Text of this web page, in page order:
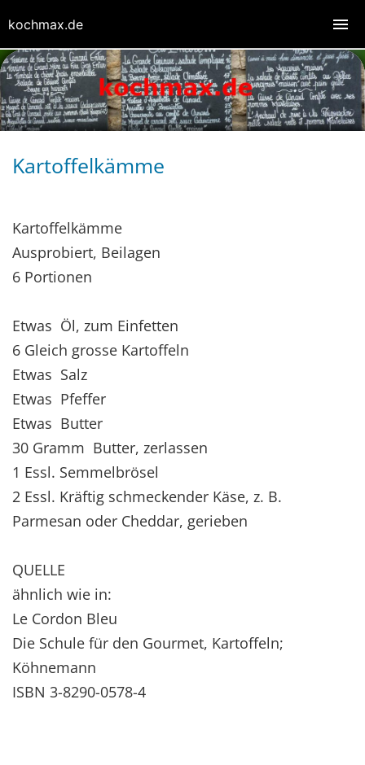
Kartoffelkämme
Kartoffelkämme
Ausprobiert, Beilagen
6 Portionen
Etwas Öl, zum Einfetten
6 Gleich grosse Kartoffeln
Etwas Salz
Etwas Pfeffer
Etwas Butter
30 Gramm Butter, zerlassen
1 Essl. Semmelbrösel
2 Essl. Kräftig schmeckender Käse, z. B.
Parmesan oder Cheddar, gerieben
QUELLE
ähnlich wie in:
Le Cordon Bleu
Die Schule für den Gourmet, Kartoffeln;
Köhnemann
ISBN 3-8290-0578-4
kochmax.de